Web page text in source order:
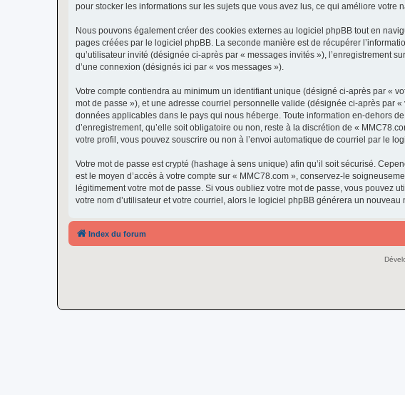
pour stocker les informations sur les sujets que vous avez lus, ce qui améliore votre
Nous pouvons également créer des cookies externes au logiciel phpBB tout en
pages créées par le logiciel phpBB. La seconde manière est de récupérer
qu’utilisateur invité (désignée ci-après par « messages invités »), l’enregistrement
d’une connexion (désignés ici par « vos messages »).
Votre compte contiendra au minimum un identifiant unique (désigné ci-après par «
mot de passe »), et une adresse courriel personnelle valide (désignée ci-après par
données applicables dans le pays qui nous héberge. Toute information en-dehors
d’enregistrement, qu’elle soit obligatoire ou non, reste à la discrétion de «
votre profil, vous pouvez souscrire ou non à l’envoi automatique de courriel par le
Votre mot de passe est crypté (hashage à sens unique) afin qu’il soit sécurisé.
est le moyen d’accès à votre compte sur « MMC78.com », conservez-le
légitimement votre mot de passe. Si vous oubliez votre mot de passe, vous pouvez
votre nom d’utilisateur et votre courriel, alors le logiciel phpBB générera un
Index du forum